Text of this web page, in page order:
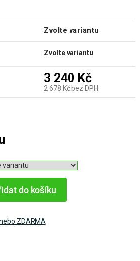
do košíku
ZDARMA
Zvolte variantu
Zvolte variantu
3 240 Kč
2 678 Kč bez DPH